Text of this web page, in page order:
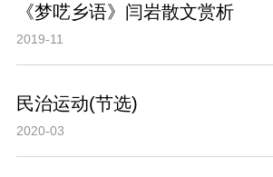
《梦呓乡语》闫岩散文赏析
2019-11
民治运动(节选)
2020-03